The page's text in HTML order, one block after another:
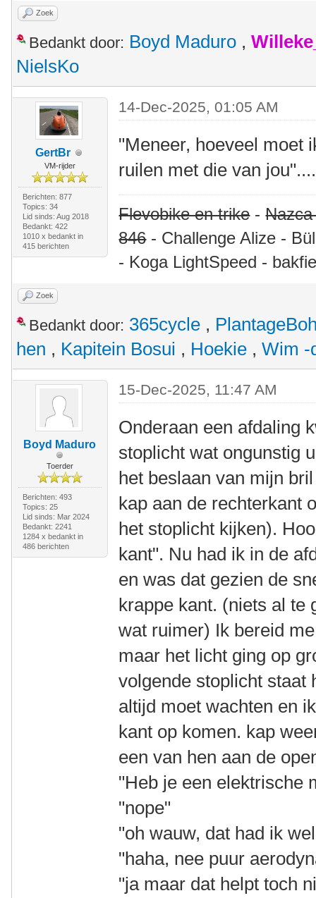
Zoek
Bedankt door: Boyd Maduro ,
NielsKo
GertBr
VM-rijder
Berichten: 877
Topics: 34
Lid sinds: Aug 2018
Bedankt: 422
1010 x bedankt in
415 berichten
14-Dec-2025, 01:05 AM
"Meneer, hoeveel moet
ruilen met die van jou"....
Flevobike en trike-
846- Challenge Alize -
- Koga LightSpeed -
Zoek
Bedankt door: 365cycle ,
hen , Kapitein Bosui , Hoekie , Wim -
Boyd Maduro
Toerder
Berichten: 493
Topics: 25
Lid sinds: Mar 2024
Bedankt: 2241
1284 x bedankt in
486 berichten
15-Dec-2025, 11:47 AM
Onderaan een afdaling
stoplicht wat ongunstig
het beslaan van mijn
kap aan de rechterkant
het stoplicht kijken).
kant". Nu had ik in de
en was dat gezien de
krappe kant. (niets al te
wat ruimer) Ik bereid
maar het licht ging op
volgende stoplicht staat
altijd moet wachten en
kant op komen. kap
een van hen aan de
"Heb je een elektrische
"nope"
"oh wauw, dat had ik
"haha, nee puur
"ja maar dat helpt toch